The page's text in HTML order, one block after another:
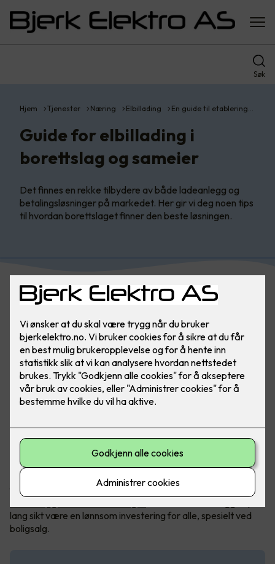
Søk
Hjem Tjenester Næring Elbillading En guide til etablering…
Guide for elbillading i
borettslag og sameier
Det finnes en rekke tilbydere av både ladeanlegg og
betalingsløsninger på markedet. Her gir vi deg noen tips
til hvordan borettslaget finner den beste løsningen.
Mange borettslag og sameier er i gang med å etablere
ladeanlegg for elbiler. Flere har til nå gitt beboere tillatelse til
å installere ladere til eget bruk, men etter hvert som stadig
flere kjører elbil, vil det være helt nødvendig å ha ett
lang sikt være en lønnsom investering for alle, spesielt ved
boligsalg.